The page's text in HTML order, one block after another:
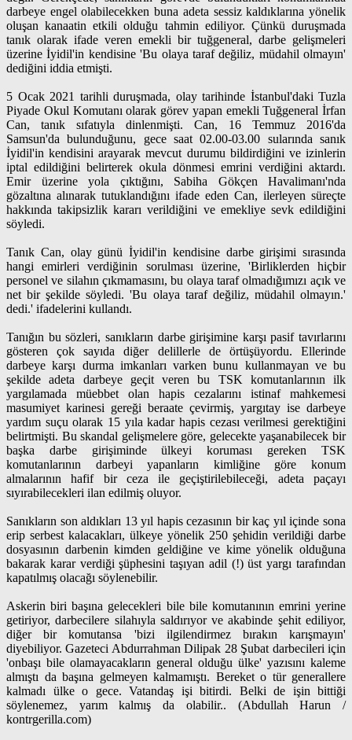
darbeye engel olabilecekken buna adeta sessiz kaldıklarına yönelik
oluşan kanaatin etkili olduğu tahmin ediliyor. Çünkü duruşmada
tanık olarak ifade veren emekli bir tuğgeneral, darbe gelişmeleri
üzerine İyidil'in kendisine 'Bu olaya taraf değiliz, müdahil olmayın'
dediğini iddia etmişti.
5 Ocak 2021 tarihli duruşmada, olay tarihinde İstanbul'daki Tuzla
Piyade Okul Komutanı olarak görev yapan emekli Tuğgeneral İrfan
Can, tanık sıfatıyla dinlenmişti. Can, 16 Temmuz 2016'da
Samsun'da bulunduğunu, gece saat 02.00-03.00 sularında sanık
İyidil'in kendisini arayarak mevcut durumu bildirdiğini ve izinlerin
iptal edildiğini belirterek okula dönmesi emrini verdiğini aktardı.
Emir üzerine yola çıktığını, Sabiha Gökçen Havalimanı'nda
gözaltına alınarak tutuklandığını ifade eden Can, ilerleyen süreçte
hakkında takipsizlik kararı verildiğini ve emekliye sevk edildiğini
söyledi.
Tanık Can, olay günü İyidil'in kendisine darbe girişimi sırasında
hangi emirleri verdiğinin sorulması üzerine, 'Birliklerden hiçbir
personel ve silahın çıkmamasını, bu olaya taraf olmadığımızı açık ve
net bir şekilde söyledi. 'Bu olaya taraf değiliz, müdahil olmayın.'
dedi.' ifadelerini kullandı.
Tanığın bu sözleri, sanıkların darbe girişimine karşı pasif tavırlarını
gösteren çok sayıda diğer delillerle de örtüşüyordu. Ellerinde
darbeye karşı durma imkanları varken bunu kullanmayan ve bu
şekilde adeta darbeye geçit veren bu TSK komutanlarının ilk
yargılamada müebbet olan hapis cezalarını istinaf mahkemesi
masumiyet karinesi gereği beraate çevirmiş, yargıtay ise darbeye
yardım suçu olarak 15 yıla kadar hapis cezası verilmesi gerektiğini
belirtmişti. Bu skandal gelişmelere göre, gelecekte yaşanabilecek bir
başka darbe girişiminde ülkeyi koruması gereken TSK
komutanlarının darbeyi yapanların kimliğine göre konum
almalarının hafif bir ceza ile geçiştirilebileceği, adeta paçayı
sıyırabilecekleri ilan edilmiş oluyor.
Sanıkların son aldıkları 13 yıl hapis cezasının bir kaç yıl içinde sona
erip serbest kalacakları, ülkeye yönelik 250 şehidin verildiği darbe
dosyasının darbenin kimden geldiğine ve kime yönelik olduğuna
bakarak karar verdiği şüphesini taşıyan adil (!) üst yargı tarafından
kapatılmış olacağı söylenebilir.
Askerin biri başına gelecekleri bile bile komutanının emrini yerine
getiriyor, darbecilere silahıyla saldırıyor ve akabinde şehit ediliyor,
diğer bir komutansa 'bizi ilgilendirmez bırakın karışmayın'
diyebiliyor. Gazeteci Abdurrahman Dilipak 28 Şubat darbecileri için
'onbaşı bile olamayacakların general olduğu ülke' yazısını kaleme
almıştı da başına gelmeyen kalmamıştı. Bereket o tür generallere
kalmadı ülke o gece. Vatandaş işi bitirdi. Belki de işin bittiği
söylenemez, yarım kalmış da olabilir.. (Abdullah Harun /
kontrgerilla.com)